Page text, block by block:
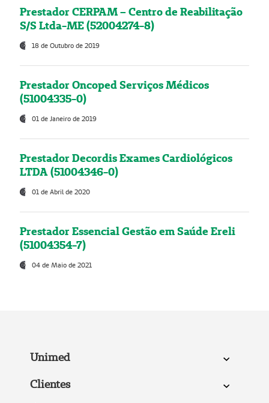
Prestador CERPAM – Centro de Reabilitação
S/S Ltda-ME (52004274-8)
18 de Outubro de 2019
Prestador Oncoped Serviços Médicos
(51004335-0)
01 de Janeiro de 2019
Prestador Decordis Exames Cardiológicos
LTDA (51004346-0)
01 de Abril de 2020
Prestador Essencial Gestão em Saúde Ereli
(51004354-7)
04 de Maio de 2021
Unimed
Clientes